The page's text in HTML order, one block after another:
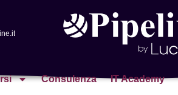
Consulenza IT Academy